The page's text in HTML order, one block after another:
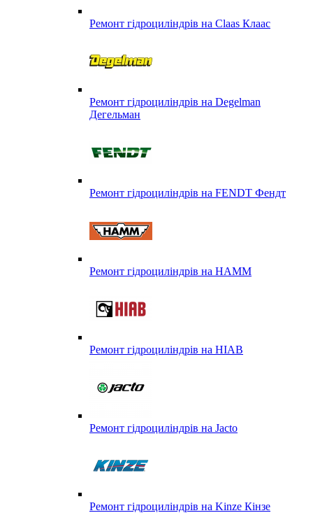
Ремонт гідроциліндрів на Claas Клаас
Ремонт гідроциліндрів на Degelman
Дегельман
Ремонт гідроциліндрів на FENDT Фендт
Ремонт гідроциліндрів на HAMM
Ремонт гідроциліндрів на HIAB
Ремонт гідроциліндрів на Jacto
Ремонт гідроциліндрів на Kinze Кінзе